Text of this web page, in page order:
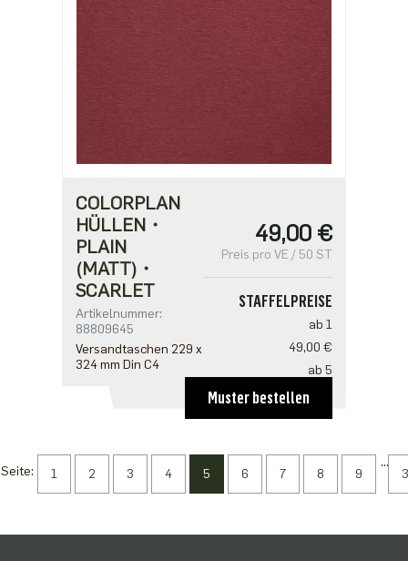
COLORPLAN
HÜLLEN・
PLAIN
(MATT)・
SCARLET
Artikelnummer:
88809645
Versandtaschen 229 x
324 mm Din C4
49,00 €
Preis pro VE / 50 ST
STAFFELPREISE
ab 1
49,00 €
ab 5
39,20 €
Muster bestellen
Seite: 1 2 3 4 5 6 7 8 9
...